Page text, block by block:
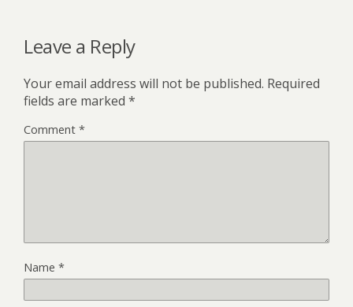
Leave a Reply
Your email address will not be published. Required
fields are marked *
Comment *
Name *